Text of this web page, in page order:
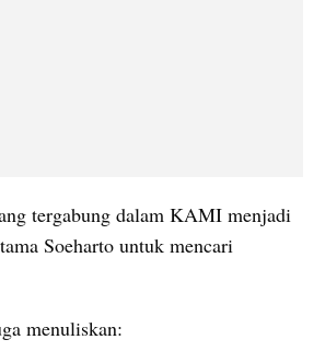
tergabung dalam KAMI menjadi
Soeharto untuk mencari
menuliskan: